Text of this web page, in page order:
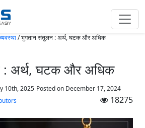
/भुगतान संतुलन : अर्थ, घटक और अधिक
अर्थ, घटक और अधिक
10th, 2025 Posted on December 17, 2024
18275